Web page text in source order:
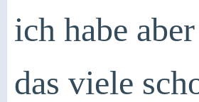
ich habe
das viele